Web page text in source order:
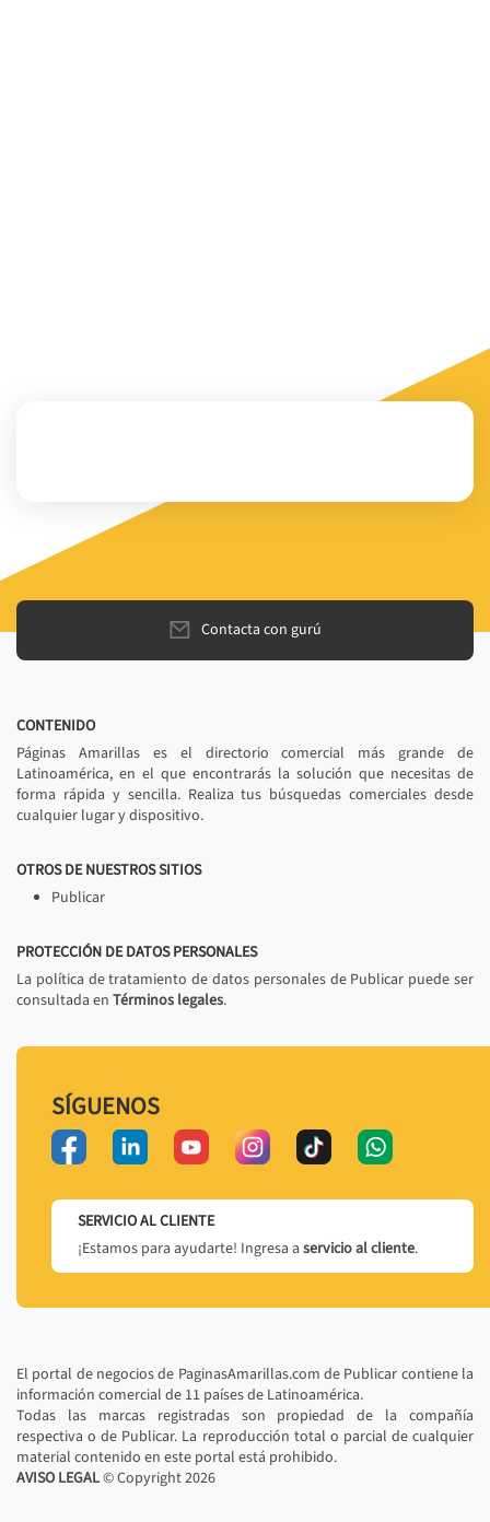
Contacta con gurú
CONTENIDO
Páginas Amarillas es el directorio comercial más grande de
Latinoamérica, en el que encontrarás la solución que necesitas de
forma rápida y sencilla. Realiza tus búsquedas comerciales desde
cualquier lugar y dispositivo.
OTROS DE NUESTROS SITIOS
Publicar
PROTECCIÓN DE DATOS PERSONALES
La política de tratamiento de datos personales de Publicar puede ser
consultada en Términos legales.
SÍGUENOS
SERVICIO AL CLIENTE
¡Estamos para ayudarte! Ingresa a servicio al cliente.
El portal de negocios de PaginasAmarillas.com de Publicar contiene la
información comercial de 11 países de Latinoamérica.
Todas las marcas registradas son propiedad de la compañía
respectiva o de Publicar. La reproducción total o parcial de cualquier
material contenido en este portal está prohibido.
AVISO LEGAL© Copyright2026